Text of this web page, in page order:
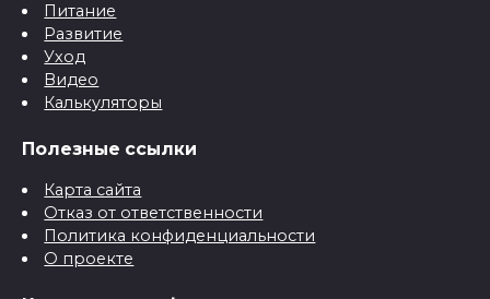
Питание
Развитие
Уход
Видео
Калькуляторы
Полезные ссылки
Карта сайта
Отказ от ответственности
Политика конфиденциальности
О проекте